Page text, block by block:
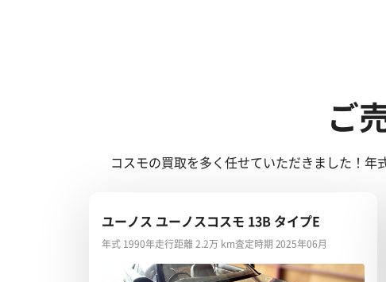
ご
コスモの買取を多く任せていただきました！年
ユーノス ユーノスコスモ 13B タイプE
年式 1990年走行距離 2.2万 km査定時期 2025年06月